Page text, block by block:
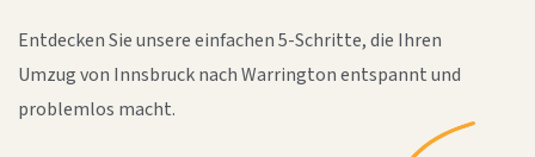
Entdecken Sie unsere einfachen 5-Schritte, die Ihren
Umzug von Innsbruck nach Warrington entspannt und
problemlos macht.